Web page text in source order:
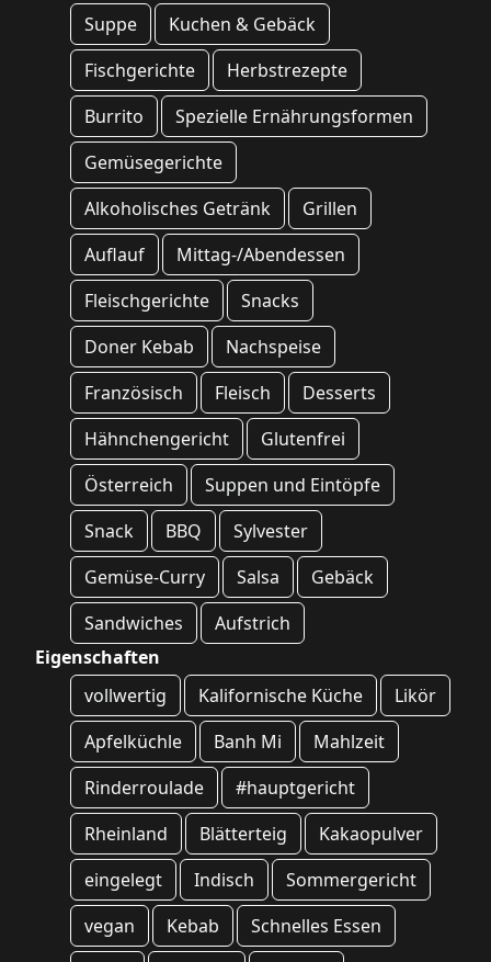
Suppe
Kuchen & Gebäck
Fischgerichte
Herbstrezepte
Burrito
Spezielle Ernährungsformen
Gemüsegerichte
Alkoholisches Getränk
Grillen
Auflauf
Mittag-/Abendessen
Fleischgerichte
Snacks
Doner Kebab
Nachspeise
Französisch
Fleisch
Desserts
Hähnchengericht
Glutenfrei
Österreich
Suppen und Eintöpfe
Snack
BBQ
Sylvester
Gemüse-Curry
Salsa
Gebäck
Sandwiches
Aufstrich
Eigenschaften
vollwertig
Kalifornische Küche
Likör
Apfelküchle
Banh Mi
Mahlzeit
Rinderroulade
#hauptgericht
Rheinland
Blätterteig
Kakaopulver
eingelegt
Indisch
Sommergericht
vegan
Kebab
Schnelles Essen